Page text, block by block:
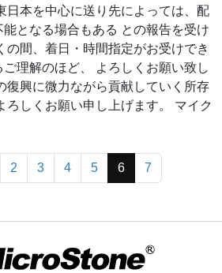
日本を中心に送り先によっては、配
となる場合もある との報告を受け
の間、着日・時間指定がお受けでき
理解のほど、 よろしくお願い致し
復興に微力ながら貢献していく所存
ろしくお願い申し上げます。 マイク
2 3 4 5 6(current)
7